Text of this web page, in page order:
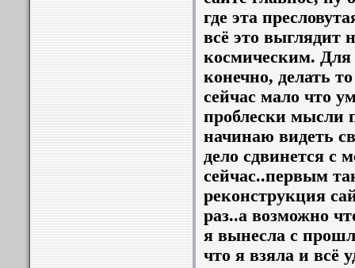
где эта
всё это выглядит
космическим. Для
конечно, делать
сейчас мало что
проблески мысли
начинаю видеть
дело сдвинется с
сейчас..первым
реконструкция
раз..а возможно
я вынесла с
что я взяла и всё